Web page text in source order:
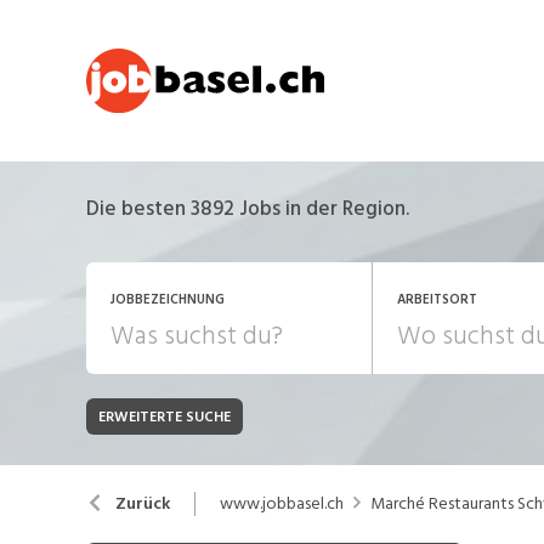
Die besten 3892 Jobs in der Region.
JOBBEZEICHNUNG ARBEITSORT
JOB-TYP
Festanstellung
Bank, Versicherung
Chemie, Pharma, Biotechnologie
ERWEITERTE SUCHE
Zurück www.jobbasel.ch Marché Restaurants